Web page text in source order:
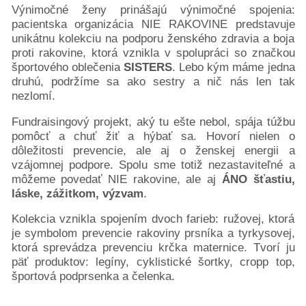
Pacientske
príručky
Mapa
pomoci
Klinické
Podcasty
Diagnózy
Rakovina
prsníka
Rakovina
hrubého
čreva
Rakovina
pankreasu
Rakovina
prostaty
Výnimočné ženy prinášajú výnimočné spojenia:
pacientska organizácia NIE RAKOVINE predstavuje
unikátnu kolekciu na podporu ženského zdravia a boja
proti rakovine, ktorá vznikla v spolupráci so značkou
športového oblečenia SISTERS. Lebo kým máme jedna
druhú, podržíme sa ako sestry a nič nás len tak
nezlomí.
Fundraisingový projekt, aký tu ešte nebol, spája túžbu
pomôcť a chuť žiť a hýbať sa. Hovorí nielen o
dôležitosti prevencie, ale aj o ženskej energii a
vzájomnej podpore. Spolu sme totiž nezastaviteľné a
môžeme povedať NIE rakovine, ale aj ÁNO šťastiu,
láske, zážitkom, výzvam.
Kolekcia vznikla spojením dvoch farieb: ružovej, ktorá
je symbolom prevencie rakoviny prsníka a tyrkysovej,
ktorá sprevádza prevenciu krčka maternice. Tvorí ju
päť produktov: legíny, cyklistické šortky, cropp top,
športová podprsenka a čelenka.